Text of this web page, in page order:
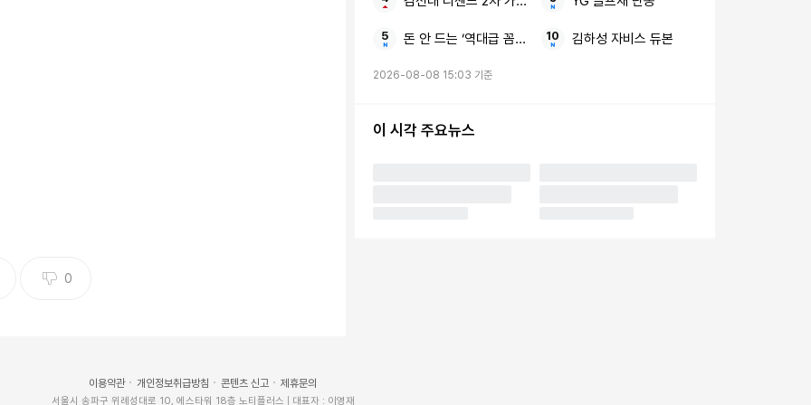
0
돈 안 드는 ‘역대급 꼼수’ 비닐 1장 화장실 바닥
김하성 자비스 듀본
2026-08-08 15:03 기준
이 시각 주요뉴스
이용약관 개인정보취급방침 콘텐츠 신고 제휴문의
서울시 송파구 위례성대로 10, 에스타워 18층 노티플러스 | 대표자 : 이영재